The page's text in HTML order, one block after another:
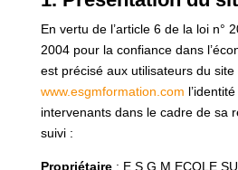
En vertu de l’article 6 de la loi n°
2004 pour la confiance dans
est précisé aux utilisateurs du site
www.esgmformation.com
intervenants dans le cadre de sa
suivi :
Propriétaire: E S G M ECOLE